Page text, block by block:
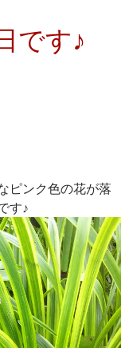
です♪
ピンク色の花が落
す♪